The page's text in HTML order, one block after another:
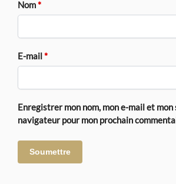
Nom*
E-mail*
Enregistrer mon nom, mon e-mail et mon
navigateur pour mon prochain